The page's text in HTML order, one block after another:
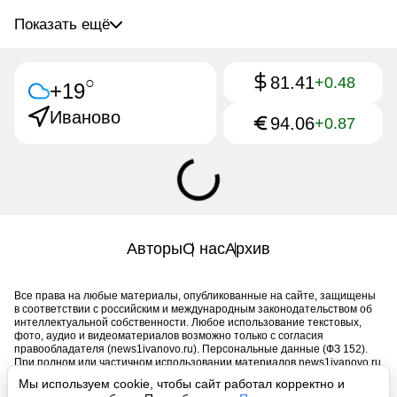
Мы используем cookie, чтобы сайт работал корректно и
Показать ещё
+19○
Иваново
81.41+0.48
94.06+0.87
АвторыО насАрхив
Все права на любые материалы, опубликованные на сайте, защищены
в соответствии с российским и международным законодательством об
интеллектуальной собственности. Любое использование текстовых,
фото, аудио и видеоматериалов возможно только с согласия
правообладателя (news1ivanovo.ru). Персональные данные (ФЗ 152).
При полном или частичном использовании материалов news1ivanovo.ru
обязательна. Запрещено для детей. Оригинал текста: